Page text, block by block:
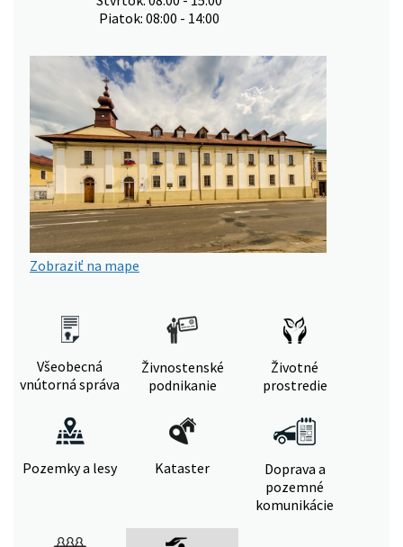
Piatok: 08:00 - 14:00
Zobraziť na mape
Všeobecná
vnútorná správa
Živnostenské
podnikanie
Životné
prostredie
Pozemky a lesy Kataster
Doprava a
pozemné
komunikácie